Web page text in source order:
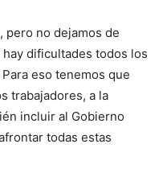
pero no dejamos de
dificultades todos los
eso tenemos que
trabajadores, a la
incluir al Gobierno
todas estas